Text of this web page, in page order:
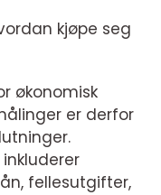
kjøpe seg
økonomisk
er derfor
fellesutgifter,